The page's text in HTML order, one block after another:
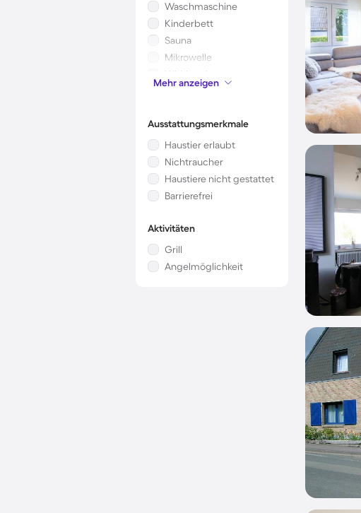
Waschmaschine
Kinderbett
Sauna
Mikrowelle
Whirlpool
Klimaanlage
Mehr anzeigen
Ausstattungsmerkmale
Haustier erlaubt
Nichtraucher
Haustiere nicht gestattet
Barrierefrei
Aktivitäten
Grill
Angelmöglichkeit